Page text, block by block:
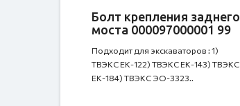
Болт крепления заднего
моста 000097000001 99
Подходит для экскаваторов : 1)
ТВЭКС ЕК-122) ТВЭКС ЕК-143) ТВЭКС
ЕК-184) ТВЭКС ЭО-3323..